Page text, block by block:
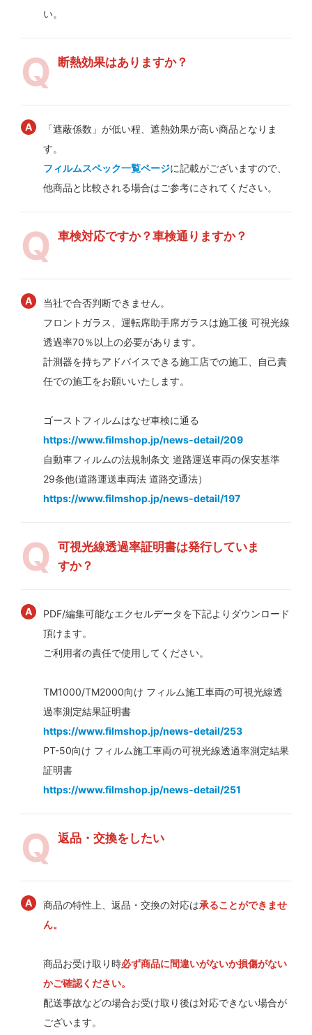
い。
断熱効果はありますか？
「遮蔽係数」が低い程、遮熱効果が高い商品となりま
す。
フィルムスペック一覧ページに記載がございますので、
他商品と比較される場合はご参考にされてください。
車検対応ですか？車検通りますか？
当社で合否判断できません。
フロントガラス、運転席助手席ガラスは施工後 可視光線
透過率70％以上の必要があります。
計測器を持ちアドバイスできる施工店での施工、自己責
任での施工をお願いいたします。
ゴーストフィルムはなぜ車検に通る
https://www.filmshop.jp/news-detail/209
自動車フィルムの法規制条文 道路運送車両の保安基準
29条他(道路運送車両法 道路交通法）
https://www.filmshop.jp/news-detail/197
可視光線透過率証明書は発行していま
すか？
PDF/編集可能なエクセルデータを下記よりダウンロード
頂けます。
ご利用者の責任で使用してください。
TM1000/TM2000向け フィルム施工車両の可視光線透
過率測定結果証明書
https://www.filmshop.jp/news-detail/253
PT-50向け フィルム施工車両の可視光線透過率測定結果
証明書
https://www.filmshop.jp/news-detail/251
返品・交換をしたい
商品の特性上、返品・交換の対応は承ることができませ
ん。
商品お受け取り時必ず商品に間違いがないか損傷がない
かご確認ください。
配送事故などの場合お受け取り後は対応できない場合が
ございます。